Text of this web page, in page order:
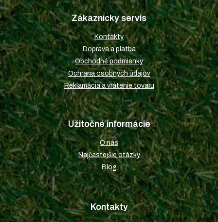
p
ä
t
i
e
Zákaznícky servis
Kontakty
Doprava a platba
Obchodné podmienky
Ochrana osobných údajov
Reklamácia a vrátenie tovaru
Užitočné informácie
O nás
Najčastejšie otázky
Blog
Kontakty